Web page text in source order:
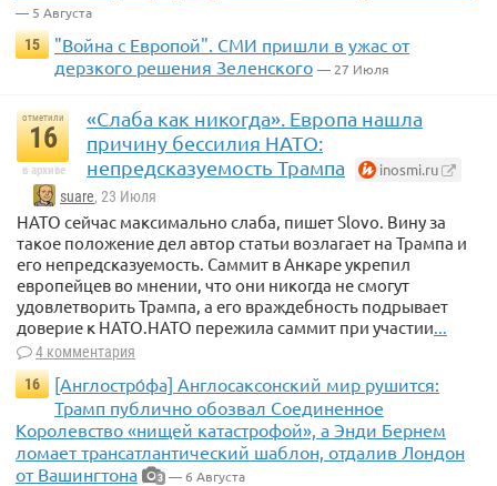
— 5 Августа
15
"Война с Европой". СМИ пришли в ужас от
дерзкого решения Зеленского — 27 Июля
отметили
16
в архиве
«Слаба как никогда». Европа нашла
причину бессилия НАТО:
непредсказуемость Трампа
inosmi.ru
suare, 23 Июля
НАТО сейчас максимально слаба, пишет Slovo. Вину за
такое положение дел автор статьи возлагает на Трампа и
его непредсказуемость. Саммит в Анкаре укрепил
европейцев во мнении, что они никогда не смогут
удовлетворить Трампа, а его враждебность подрывает
доверие к НАТО.НАТО пережила саммит при участии...
4 комментария
16
[Англостро́фа] Англосаксонский мир рушится:
Трамп публично обозвал Соединенное
Королевство «нищей катастрофой», а Энди Бернем
ломает трансатлантический шаблон, отдалив Лондон
от Вашингтона
3 — 6 Августа